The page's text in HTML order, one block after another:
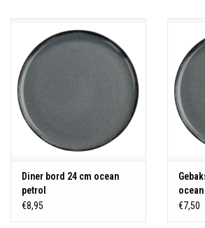
Diner bord 24 cm ocean
petrol
€8,95
ocean
€7,50